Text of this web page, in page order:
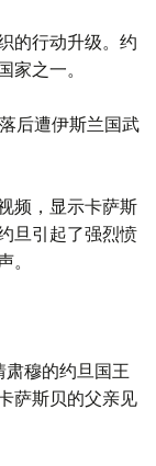
的行动升级。约
家之一。
后遭伊斯兰国武
频，显示卡萨斯
旦引起了强烈愤
。
穆的约旦国王
萨斯贝的父亲见